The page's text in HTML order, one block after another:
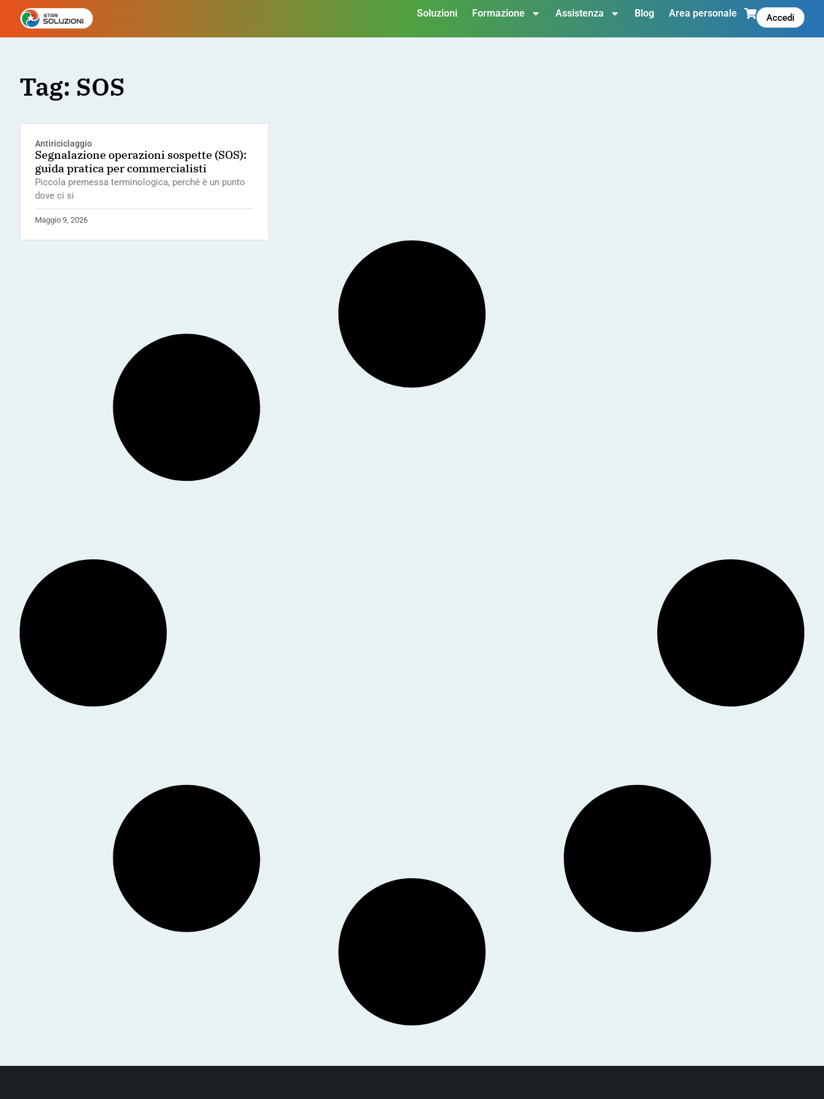
Soluzioni Formazione Assistenza Blog Area personale Accedi
Tag: SOS
Antiriciclaggio
Segnalazione operazioni sospette (SOS):
guida pratica per commercialisti
Piccola premessa terminologica, perché è un punto
dove ci si
Maggio 9, 2026